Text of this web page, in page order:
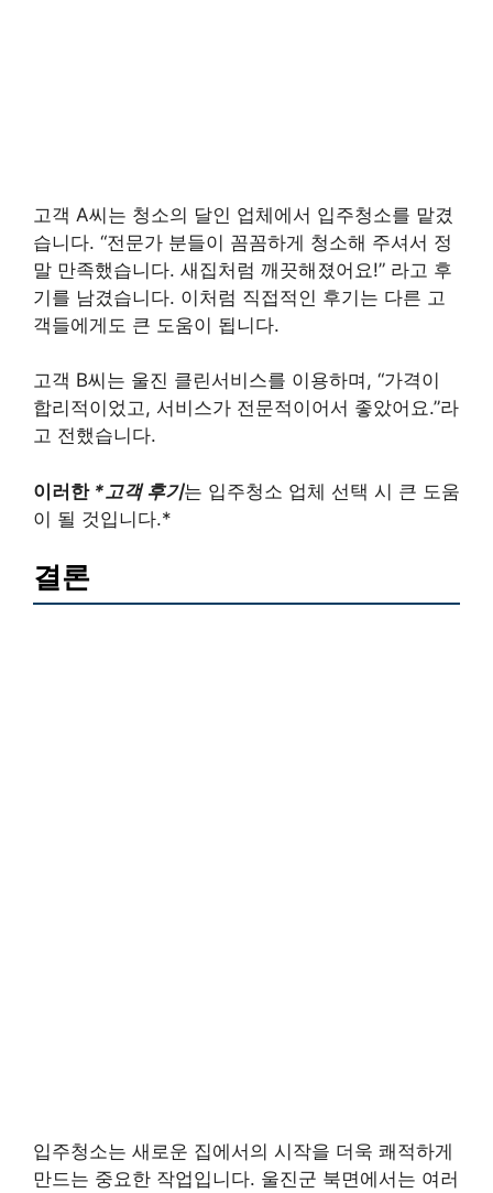
고객 A씨는 청소의 달인 업체에서 입주청소를 맡겼
습니다. “전문가 분들이 꼼꼼하게 청소해 주셔서 정
말 만족했습니다. 새집처럼 깨끗해졌어요!” 라고 후
기를 남겼습니다. 이처럼 직접적인 후기는 다른 고
객들에게도 큰 도움이 됩니다.
고객 B씨는 울진 클린서비스를 이용하며, “가격이
합리적이었고, 서비스가 전문적이어서 좋았어요.”라
고 전했습니다.
이러한 *고객 후기는 입주청소 업체 선택 시 큰 도움
이 될 것입니다.*
결론
입주청소는 새로운 집에서의 시작을 더욱 쾌적하게
만드는 중요한 작업입니다. 울진군 북면에서는 여러